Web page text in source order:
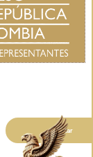
Aceptar